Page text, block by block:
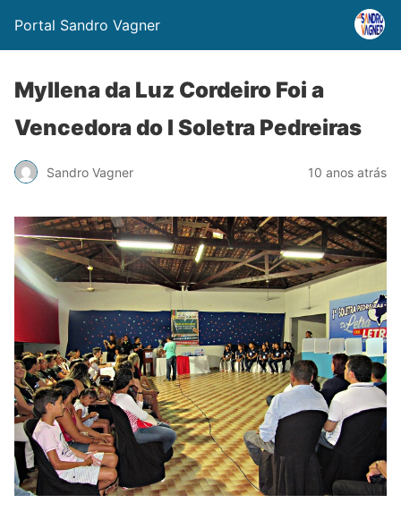
Portal Sandro Vagner
Myllena da Luz Cordeiro Foi a
Vencedora do I Soletra Pedreiras
Sandro Vagner 10 anos atrás